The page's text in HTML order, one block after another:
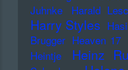
Juhnke
Harald
Harry Styles
Brugger Heaven 17
Heintje
Heinz